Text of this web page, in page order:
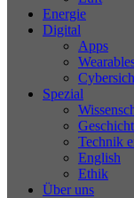
Energie
Digital
Apps
Spezial
Technik
English
Ethik
Über uns